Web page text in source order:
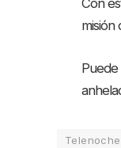
Con
misión
Puede